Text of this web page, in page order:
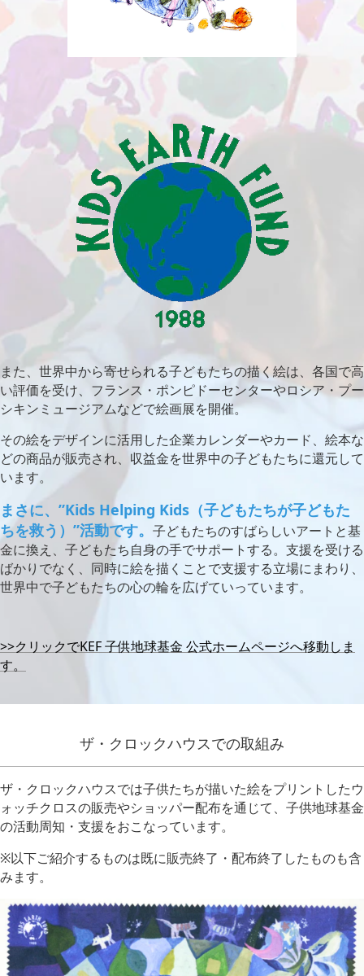
また、世界中から寄せられる子どもたちの描く絵は、各国で高
い評価を受け、フランス・ポンピドーセンターやロシア・プー
シキンミュージアムなどで絵画展を開催。
その絵をデザインに活用した企業カレンダーやカード、絵本な
どの商品が販売され、収益金を世界中の子どもたちに還元して
います。
まさに、”Kids Helping Kids（子どもたちが子どもた
ちを救う）”活動です。 子どもたちのすばらしいアートと基
金に換え、子どもたち自身の手でサポートする。支援を受ける
ばかりでなく、同時に絵を描くことで支援する立場にまわり、
世界中で子どもたちの心の輪を広げていっています。
>>クリックでKEF 子供地球基金 公式ホームページへ移動しま
す。
ザ・クロックハウスでの取組み
ザ・クロックハウスでは子供たちが描いた絵をプリントしたウ
ォッチクロスの販売やショッパー配布を通じて、子供地球基金
の活動周知・支援をおこなっています。
※以下ご紹介するものは既に販売終了・配布終了したものも含
みます。